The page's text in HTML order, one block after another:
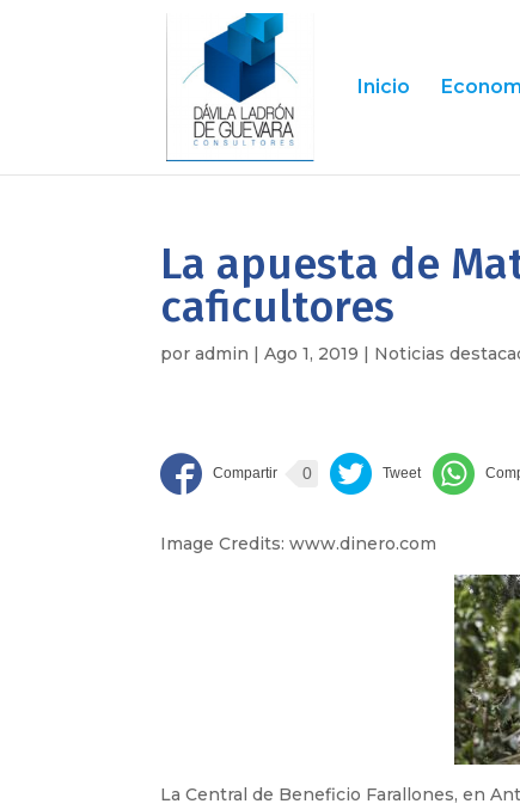
Inicio
La apuesta de
caficultores
poradmin |Ago 1, 2019 | Noticias
0
Image Credits: www.dinero.com
La Central de Beneficio Farallones, en